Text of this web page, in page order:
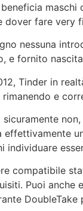
beneficia
dover fare very
nessuna
e fornito
Tinder in
rimanendo e
sicuramente
effettivamente
individuare
compatibile
Puoi anche
DoubleTake